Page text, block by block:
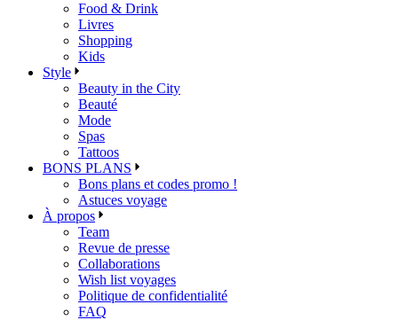
Food & Drink
Livres
Shopping
Kids
Style
Beauty in the City
Beauté
Mode
Spas
Tattoos
BONS PLANS
Bons plans et codes promo !
Astuces voyage
À propos
Team
Revue de presse
Collaborations
Wish list voyages
Politique de confidentialité
FAQ